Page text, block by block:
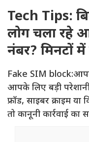
Tech Tips:
लोग चला रहे
नंबर? मिनटों
Fake SIM
आपके लिए बड़ी
फ्रॉड, साइबर क्राइम
तो कानूनी कार्रवाई